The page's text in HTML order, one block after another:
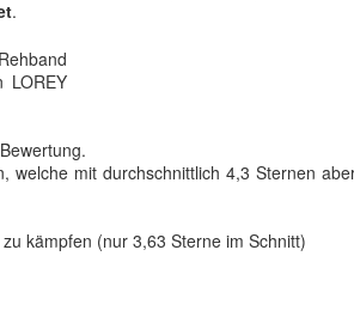
.
LOREY
welche mit durchschnittlich 4,3 Sternen
kämpfen (nur 3,63 Sterne im Schnitt)